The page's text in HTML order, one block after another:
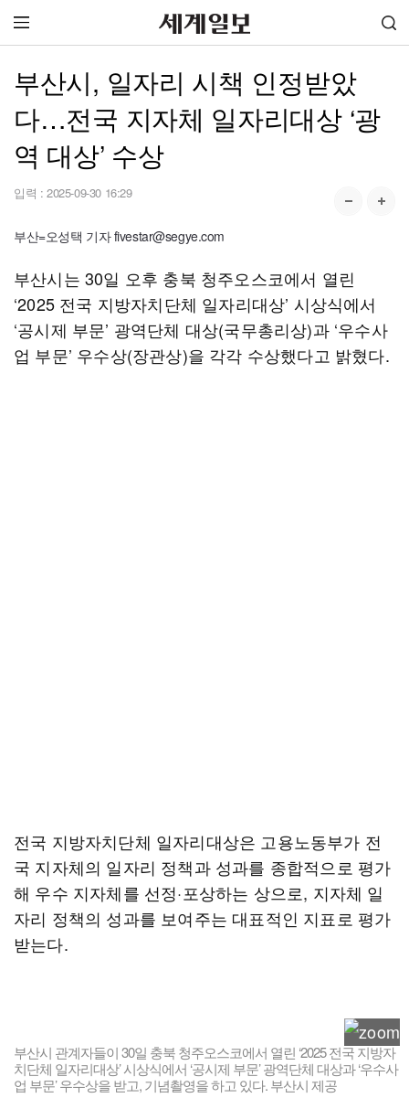
부산시, 일자리 시책 인정받았
다…전국 지자체 일자리대상 ‘광
역 대상’ 수상
입력 : 2025-09-30 16:29
부산=오성택 기자 fivestar@segye.com
부산시는 30일 오후 충북 청주오스코에서 열린
‘2025 전국 지방자치단체 일자리대상’ 시상식에서
‘공시제 부문’ 광역단체 대상(국무총리상)과 ‘우수사
업 부문’ 우수상(장관상)을 각각 수상했다고 밝혔다.
전국 지방자치단체 일자리대상은 고용노동부가 전
국 지자체의 일자리 정책과 성과를 종합적으로 평가
해 우수 지자체를 선정·포상하는 상으로, 지자체 일
자리 정책의 성과를 보여주는 대표적인 지표로 평가
받는다.
부산시 관계자들이 30일 충북 청주오스코에서 열린 ‘2025 전국 지방자
치단체 일자리대상’ 시상식에서 ‘공시제 부문’ 광역단체 대상과 ‘우수사
업 부문’ 우수상을 받고, 기념촬영을 하고 있다. 부산시 제공